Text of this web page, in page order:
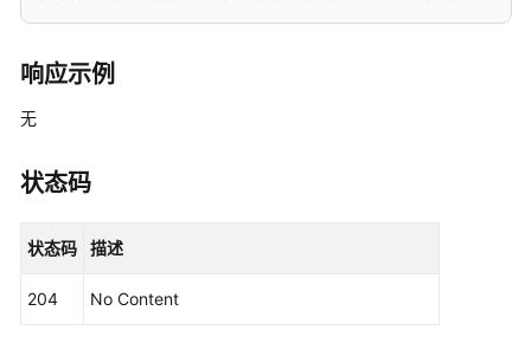
件
用
响应示例
无
状态码
状态码 描述
204 No Content